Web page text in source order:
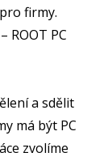
firmy.
ROOT PC
a sdělit
má být PC
zvolíme